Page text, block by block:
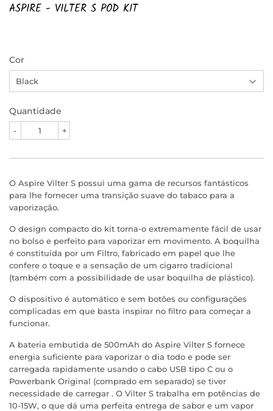
ASPIRE - VILTER S POD KIT
Cor
Quantidade
+
-
O Aspire Vilter S possui uma gama de recursos fantásticos
para lhe fornecer uma transição suave do tabaco para a
vaporização.
O design compacto do kit torna-o extremamente fácil de usar
no bolso e perfeito para vaporizar em movimento. A boquilha
é constituída por um Filtro, fabricado em papel que lhe
confere o toque e a sensação de um cigarro tradicional
(também com a possibilidade de usar boquilha de plástico).
O dispositivo é automático e sem botões ou configurações
complicadas em que basta inspirar no filtro para começar a
funcionar.
A bateria embutida de 500mAh do Aspire Vilter S fornece
energia suficiente para vaporizar o dia todo e pode ser
carregada rapidamente usando o cabo USB tipo C ou o
Powerbank Original (comprado em separado) se tiver
necessidade de carregar . O Vilter S trabalha em potências de
10-15W, o que dá uma perfeita entrega de sabor e um vapor